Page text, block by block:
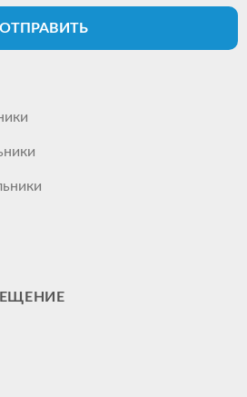
ОТПРАВИТЬ